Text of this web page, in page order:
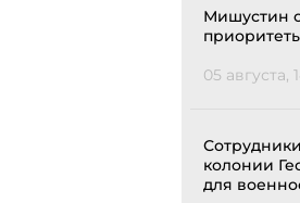
Мишустин
05 августа,
колонии
для